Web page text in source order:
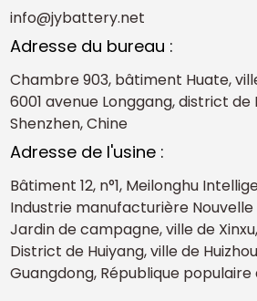
info@jybattery.net
Adresse du bureau :
Chambre 903, bâtiment Huate,
6001 avenue Longgang, district de
Shenzhen, Chine
Adresse de l'usine :
Bâtiment 12, n°1, Meilonghu
Industrie manufacturière Nouvelle
Jardin de campagne, ville de Xinxu,
District de Huiyang, ville de
Guangdong, République populaire